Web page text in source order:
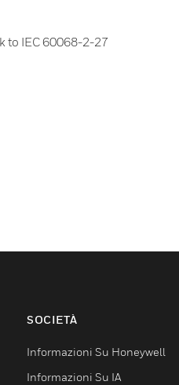
to IEC 60068-2-27
SOCIETÀ
Informazioni Su Honeywell
Informazioni Su IA